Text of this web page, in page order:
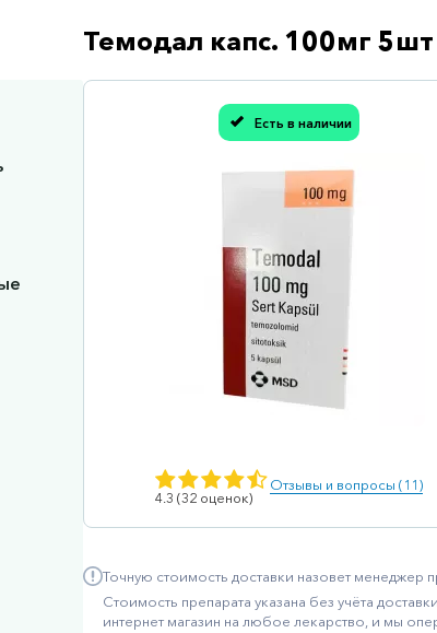
Темодал капс. 100мг 5шт
Есть в наличии
4.3 (32 оценок)
Отзывы и вопросы (11)
Спасибо, мы учли Вашу оценку!
Точную стоимость доставки назовет менеджер
Стоимость препарата указана без учёта
интернет магазин на любое лекарство, и мы